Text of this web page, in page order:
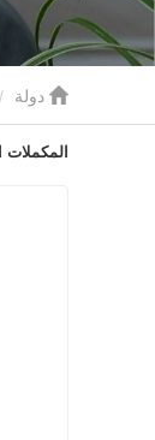
المكملات